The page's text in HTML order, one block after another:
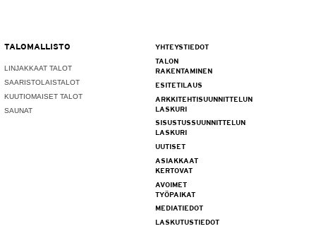
TALOMALLISTO
LINJAKKAAT TALOT
SAARISTOLAISTALOT
KUUTIOMAISET TALOT
SAUNAT
YHTEYSTIEDOT
TALON
RAKENTAMINEN
ESITETILAUS
ARKKITEHTISUUNNITTELUN
LASKURI
SISUSTUSSUUNNITTELUN
LASKURI
UUTISET
ASIAKKAAT
KERTOVAT
AVOIMET
TYÖPAIKAT
MEDIATIEDOT
LASKUTUSTIEDOT